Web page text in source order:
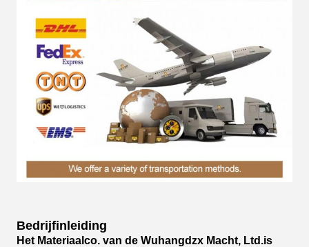
Bedrijfinleiding
Het Materiaalco. van de Wuhangdzx Macht, Ltd.is